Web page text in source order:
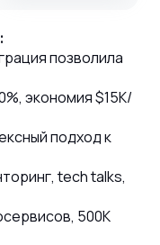
позволила
экономия $15K/
подход к
tech talks,
500K